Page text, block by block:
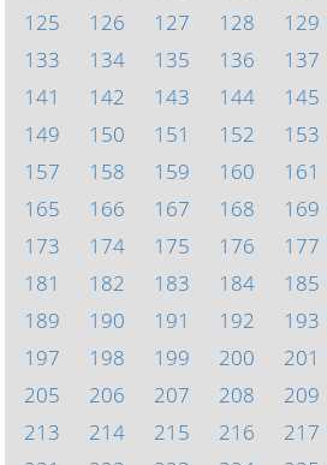
125
126 127 128 129
133
134 135 136 137
141
142 143 144 145
149
150 151 152 153
157
158 159 160 161
165
166 167 168 169
173
174 175 176 177
181
182 183 184 185
189
190 191 192 193
197
198 199 200 201
205
206 207 208 209
213
214 215 216 217